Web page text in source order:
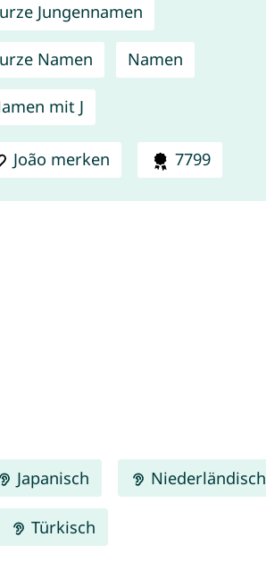
Jungennamen
Namen Namen
mit J
João merken 7799
Japanisch Niederländisch
Türkisch